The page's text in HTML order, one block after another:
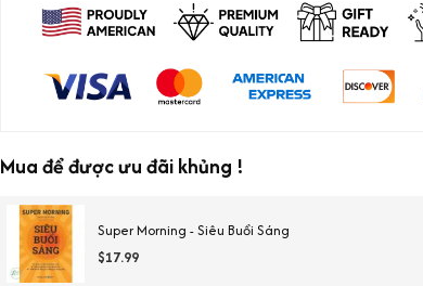
Mua để được ưu đãi khủng !
Super Morning - Siêu Buổi Sáng
$17.99